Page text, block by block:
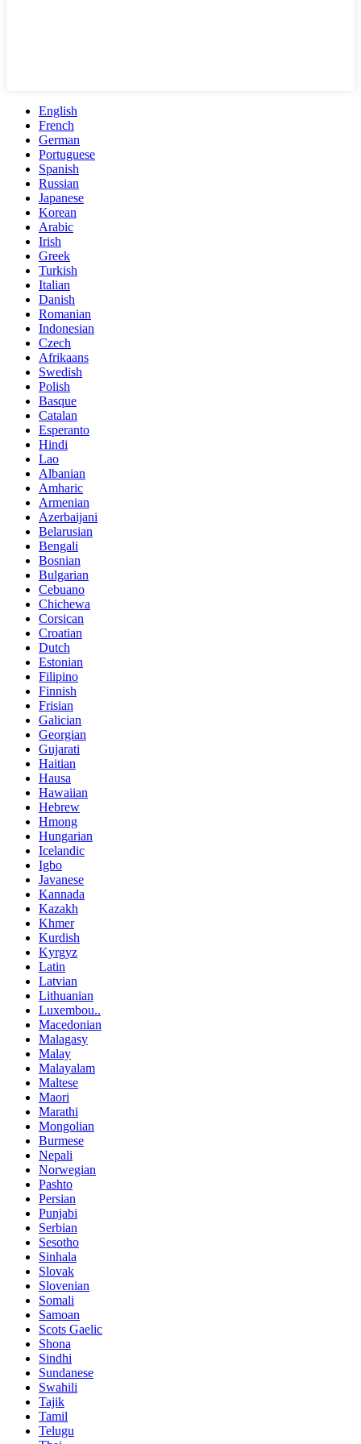
English
French
German
Portuguese
Spanish
Russian
Japanese
Korean
Arabic
Irish
Greek
Turkish
Italian
Danish
Romanian
Indonesian
Czech
Afrikaans
Swedish
Polish
Basque
Catalan
Esperanto
Hindi
Lao
Albanian
Amharic
Armenian
Azerbaijani
Belarusian
Bengali
Bosnian
Bulgarian
Cebuano
Chichewa
Corsican
Croatian
Dutch
Estonian
Filipino
Finnish
Frisian
Galician
Georgian
Gujarati
Haitian
Hausa
Hawaiian
Hebrew
Hmong
Hungarian
Icelandic
Igbo
Javanese
Kannada
Kazakh
Khmer
Kurdish
Kyrgyz
Latin
Latvian
Lithuanian
Luxembou..
Macedonian
Malagasy
Malay
Malayalam
Maltese
Maori
Marathi
Mongolian
Burmese
Nepali
Norwegian
Pashto
Persian
Punjabi
Serbian
Sesotho
Sinhala
Slovak
Slovenian
Somali
Samoan
Scots Gaelic
Shona
Sindhi
Sundanese
Swahili
Tajik
Tamil
Telugu